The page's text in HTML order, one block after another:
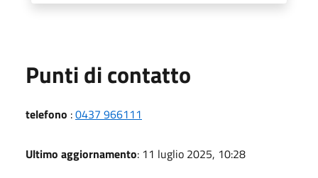
Punti di contatto
telefono :0437 966111
Ultimo aggiornamento: 11 luglio 2025, 10:28